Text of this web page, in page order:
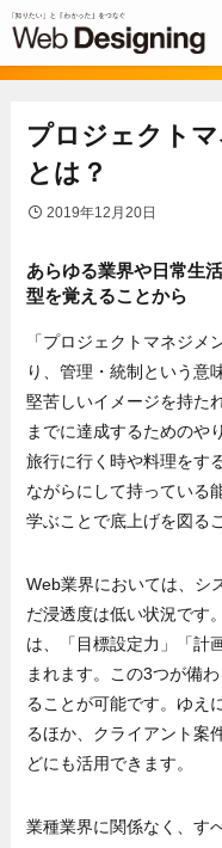
プロジェクト
とは？
2019年12月20日
あらゆる業界や日常生
型を覚えることから
「プロジェクトマネジ
り、管理・統制という意
堅苦しいイメージを持た
までに達成するためのや
旅行に行く時や料理をす
ながらにして持っている
学ぶことで底上げを図る
Web業界においては、シ
だ浸透度は低い状況です
は、「目標設定力」「計
まれます。この3つが備
ることが可能です。ゆえ
るほか、クライアント案
どにも活用できます。
業種業界に関係なく、す